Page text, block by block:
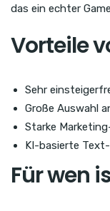
das ein echter
Vorteile
Sehr
Große Auswahl
Starke
KI-basierte
Für wen